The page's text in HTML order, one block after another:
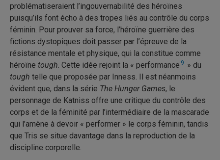
problématiseraient l’ingouvernabilité des héroïnes
puisqu’ils font écho à des tropes liés au contrôle du corps
féminin. Pour prouver sa force, l’héroïne guerrière des
fictions dystopiques doit passer par l’épreuve de la
résistance mentale et physique, qui la constitue comme
héroïne tough . Cette idée rejoint la « performance 9 » du
tough telle que proposée par Inness. Il est néanmoins
évident que, dans la série The Hunger Games, le
personnage de Katniss offre une critique du contrôle des
corps et de la féminité par l’intermédiaire de la mascarade
qui l’amène à devoir « performer » le corps féminin, tandis
que Tris se situe davantage dans la reproduction de la
discipline corporelle.